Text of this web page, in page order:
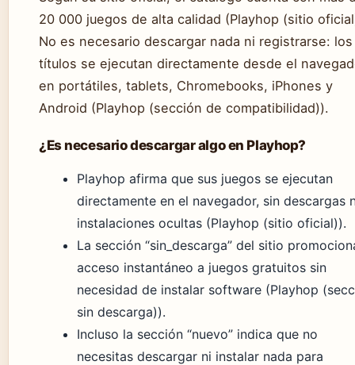
20 000 juegos de alta calidad (Playhop (sitio
No es necesario descargar nada ni registrarse: los
títulos se ejecutan directamente desde el
en portátiles, tablets, Chromebooks, iPhones y
Android (Playhop (sección de compatibilidad)).
¿Es necesario descargar algo en Playhop?
Playhop afirma que sus juegos se ejecutan
directamente en el navegador, sin descargas
instalaciones ocultas (Playhop (sitio oficial)).
La sección “sin_descarga” del sitio
acceso instantáneo a juegos gratuitos sin
necesidad de instalar software (Playhop
sin descarga)).
Incluso la sección “nuevo” indica que no
necesitas descargar ni instalar nada para